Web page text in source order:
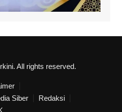
All rights reserved.
Siber
Redaksi